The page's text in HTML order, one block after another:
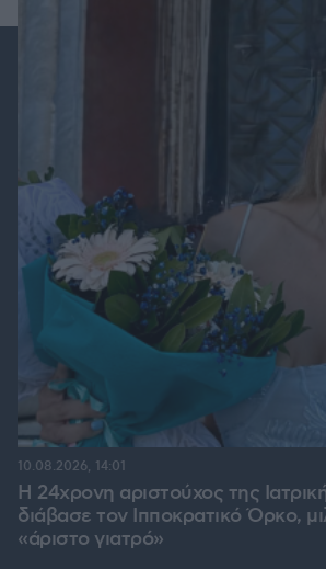
Η 24χρονη αριστούχος της
διάβασε τον Ιπποκρατικό Όρκο,
«άριστο γιατρό»
10.08.2026, 14:01